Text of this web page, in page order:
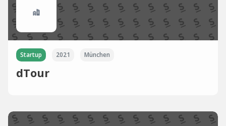
Startup 2021 München
dTour